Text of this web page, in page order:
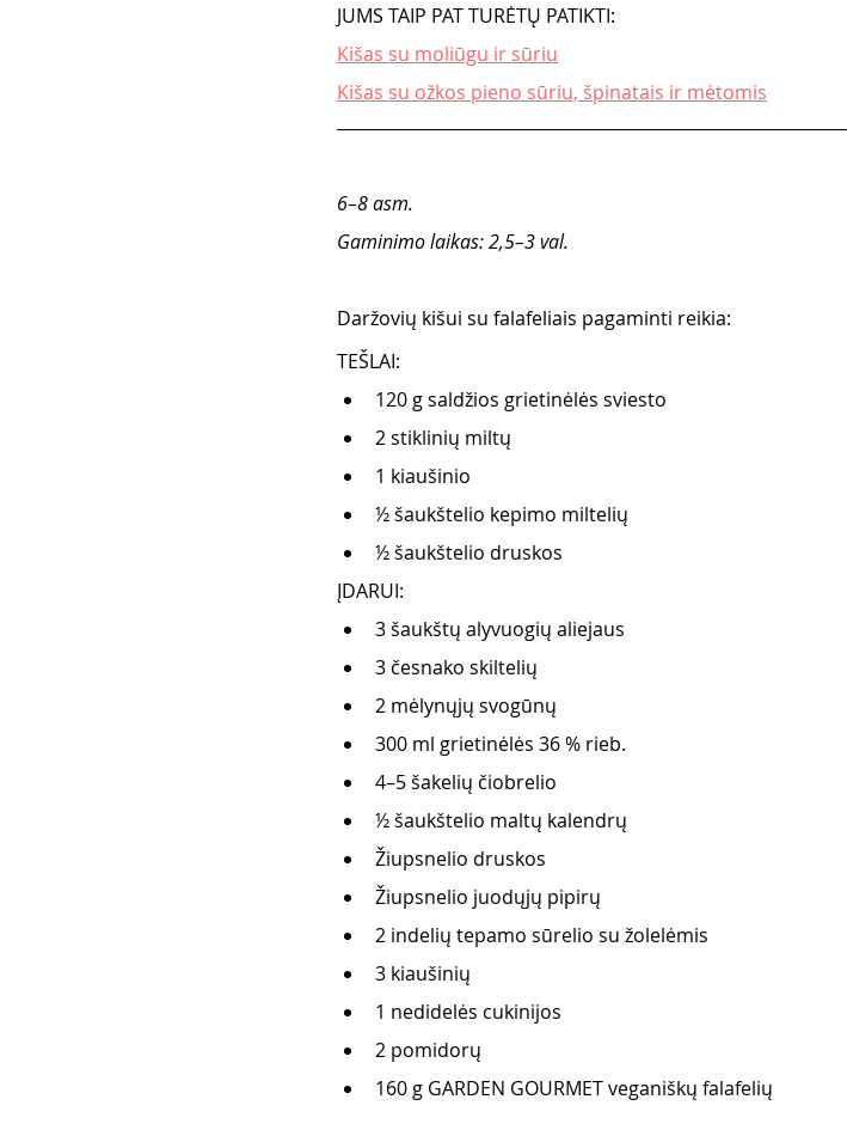
JUMS TAIP PAT TURĖTŲ PATIKTI:
Kišas su moliūgu ir sūriu
Kišas su ožkos pieno sūriu, špinatais ir mėtomis
6–8 asm.
Gaminimo laikas: 2,5–3 val.
Daržovių kišui su falafeliais pagaminti reikia:
TEŠLAI:
120 g saldžios grietinėlės sviesto
2 stiklinių miltų
1 kiaušinio
½ šaukštelio kepimo miltelių
½ šaukštelio druskos
ĮDARUI:
3 šaukštų alyvuogių aliejaus
3 česnako skiltelių
2 mėlynųjų svogūnų
300 ml grietinėlės 36 % rieb.
4–5 šakelių čiobrelio
½ šaukštelio maltų kalendrų
Žiupsnelio druskos
Žiupsnelio juodųjų pipirų
2 indelių tepamo sūrelio su žolelėmis
3 kiaušinių
1 nedidelės cukinijos
2 pomidorų
160 g GARDEN GOURMET veganiškų falafelių